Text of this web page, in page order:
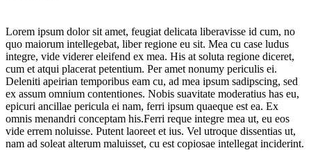
Lorem ipsum dolor sit amet, feugiat delicata liberavisse id cum, no
quo maiorum intellegebat, liber regione eu sit. Mea cu case ludus
integre, vide viderer eleifend ex mea. His at soluta regione diceret,
cum et atqui placerat petentium. Per amet nonumy periculis ei.
Deleniti apeirian temporibus eam cu, ad mea ipsum sadipscing, sed
ex assum omnium contentiones. Nobis suavitate moderatius has eu,
epicuri ancillae pericula ei nam, ferri ipsum quaeque est ea. Ex
omnis menandri conceptam his.Ferri reque integre mea ut, eu eos
vide errem noluisse. Putent laoreet et ius. Vel utroque dissentias ut,
nam ad soleat alterum maluisset, cu est copiosae intellegat inciderint.